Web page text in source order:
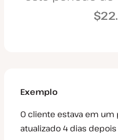
Exemplo
O cliente estava em um
atualizado 4 dias depois